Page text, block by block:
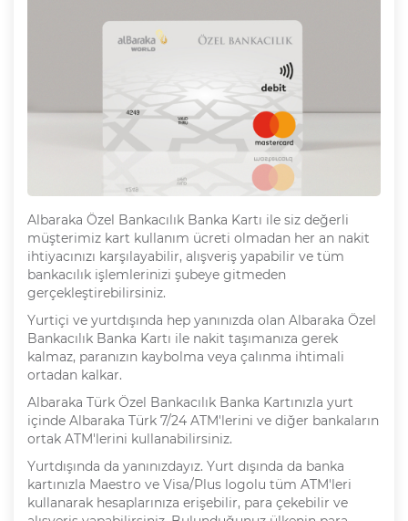
Albaraka Özel Bankacılık Banka Kartı ile siz değerli
müşterimiz kart kullanım ücreti olmadan her an nakit
ihtiyacınızı karşılayabilir, alışveriş yapabilir ve tüm
bankacılık işlemlerinizi şubeye gitmeden
gerçekleştirebilirsiniz.
Yurtiçi ve yurtdışında hep yanınızda olan Albaraka Özel
Bankacılık Banka Kartı ile nakit taşımanıza gerek
kalmaz, paranızın kaybolma veya çalınma ihtimali
ortadan kalkar.
Albaraka Türk Özel Bankacılık Banka Kartınızla yurt
içinde Albaraka Türk 7/24 ATM'lerini ve diğer bankaların
ortak ATM'lerini kullanabilirsiniz.
Yurtdışında da yanınızdayız. Yurt dışında da banka
kartınızla Maestro ve Visa/Plus logolu tüm ATM'leri
kullanarak hesaplarınıza erişebilir, para çekebilir ve